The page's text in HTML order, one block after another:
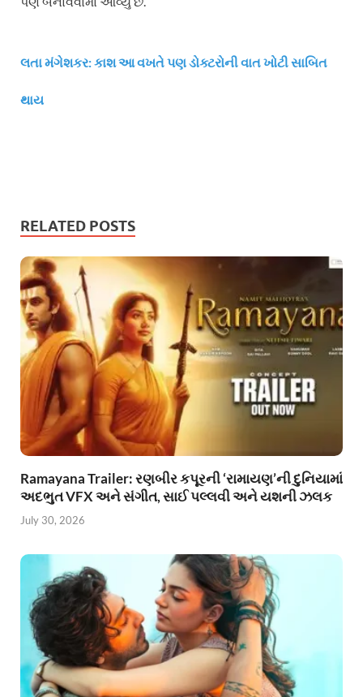
લતા મંગેશકર: કાશ આ વખતે પણ ડોક્ટરોની વાત ખોટી સાબિત
થાય
RELATED POSTS
Ramayana Trailer: રણબીર કપૂરની ‘રામાયણ’ની દુનિયામાં
અદભુત VFX અને સંગીત, સાઈ પલ્લવી અને યશની ઝલક
July 30, 2026